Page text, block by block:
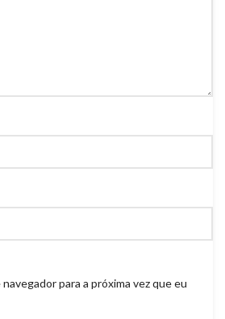
para a próxima vez que eu